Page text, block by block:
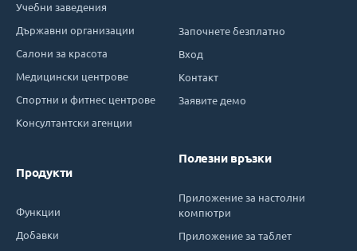
Учебни заведения
Държавни организации
Салони за красота
Медицински центрове
Спортни и фитнес центрове
Консултантски агенции
Продукти
Функции
Добавки
Започнете безплатно
Вход
Контакт
Заявите демо
Полезни връзки
Приложение за настолни
компютри
Приложение за таблет